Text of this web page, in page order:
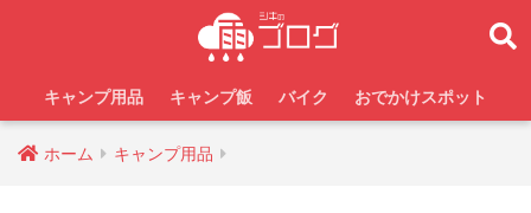
キャンプ用品 キャンプ飯 バイク おでかけスポット
ホーム キャンプ用品